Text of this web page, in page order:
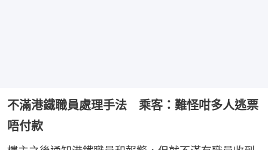
不滿港鐵職員處理手法 乘客：難怪咁多人逃票
唔付款